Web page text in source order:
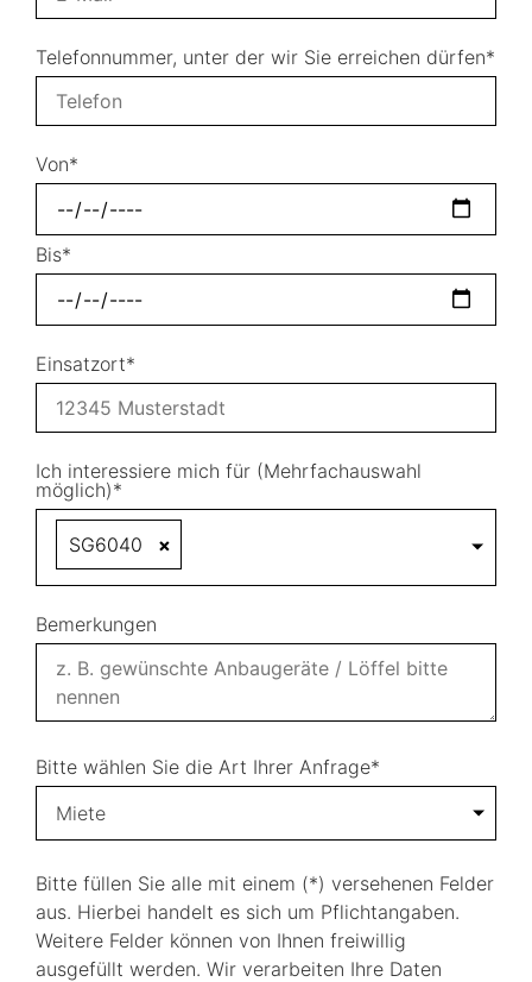
Telefonnummer, unter der wir Sie erreichen dürfen*
Von*
Bis*
Einsatzort*
Ich interessiere mich für (Mehrfachauswahl
möglich)*
×
SG6040
Bemerkungen
Bitte wählen Sie die Art Ihrer Anfrage*
Miete
Bitte füllen Sie alle mit einem (*) versehenen Felder
aus. Hierbei handelt es sich um Pflichtangaben.
Weitere Felder können von Ihnen freiwillig
ausgefüllt werden. Wir verarbeiten Ihre Daten